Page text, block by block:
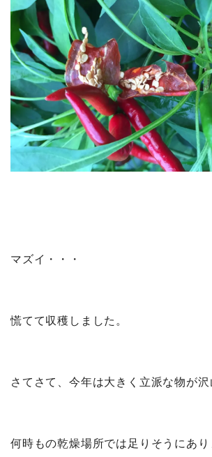
マズイ・・・
慌てて収穫しました。
さてさて、今年は大きく立派な物が沢
何時もの乾燥場所では足りそうにあり